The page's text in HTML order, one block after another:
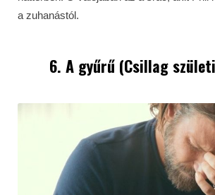
a zuhanástól.
6. A gyűrű (Csillag